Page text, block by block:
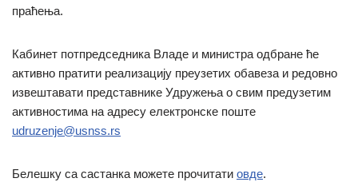
праћења.
Кабинет потпредседника Владе и министра одбране ће
активно пратити реализацију преузетих обавеза и редовно
извештавати представнике Удружења о свим предузетим
активностима на адресу електронске поште
udruzenje@usnss.rs
Белешку са састанка можете прочитати овде.